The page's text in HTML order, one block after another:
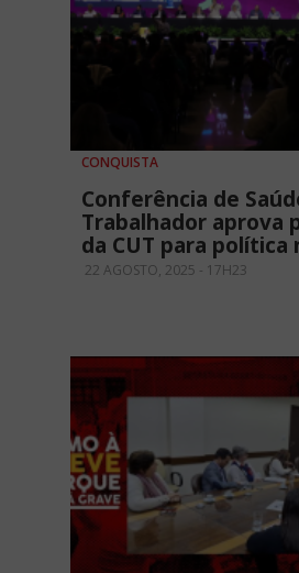
CONQUISTA
Conferência de
Trabalhador aprova
da CUT para política
22 AGOSTO, 2025 - 17H23